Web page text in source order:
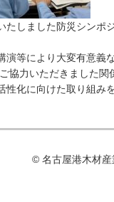
たしました防災シンポ
演等により大変有意義
協力いただきました
性化に向けた取り組み
© 名古屋港⽊材